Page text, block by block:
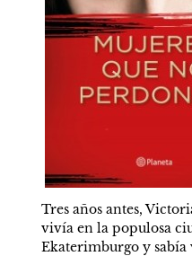
Tres años antes,
vivía en la populosa
Ekaterimburgo y sabía